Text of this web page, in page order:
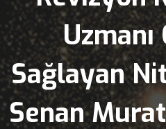
Sağlayan